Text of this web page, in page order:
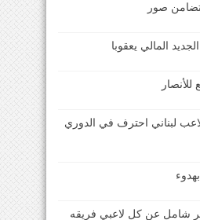
صور
المالي يعقوبا
لبناني احترف في الدوري
شامل عن كل لاعبي فريقه